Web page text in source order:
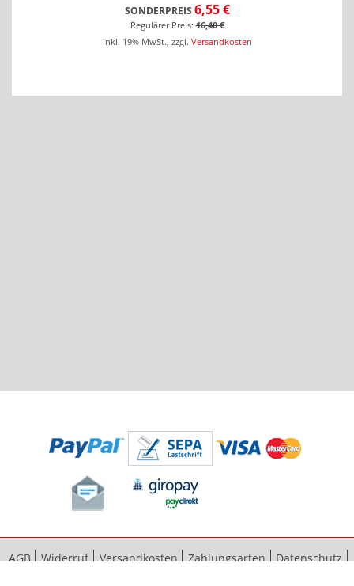
SONDERPREIS 6,55 €
Regulärer Preis: 16,40 €
inkl. 19% MwSt., zzgl. Versandkosten
AGB Widerruf Versandkosten Zahlungsarten
Datenschutz